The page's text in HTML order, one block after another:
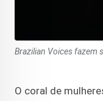
Brazilian Voices fazem
O coral de